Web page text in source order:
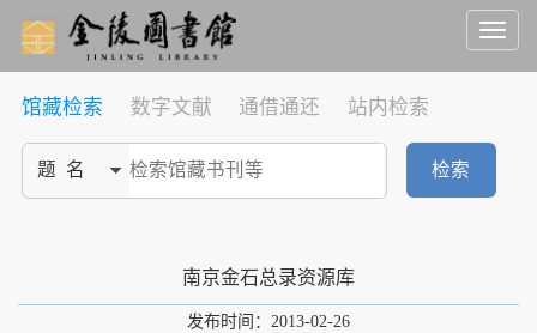
Toggle
馆藏检索 数字文献 通借通还 站内检索
检索
南京金石总录资源库
发布时间：2013-02-26